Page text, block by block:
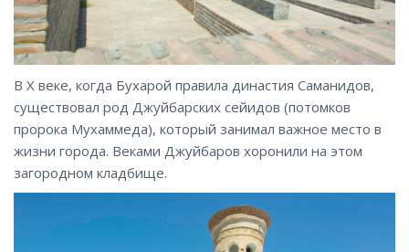
В X веке, когда Бухарой правила династия Саманидов,
существовал род Джуйбарских сейидов (потомков
пророка Мухаммеда), который занимал важное место в
жизни города. Веками Джуйбаров хоронили на этом
загородном кладбище.